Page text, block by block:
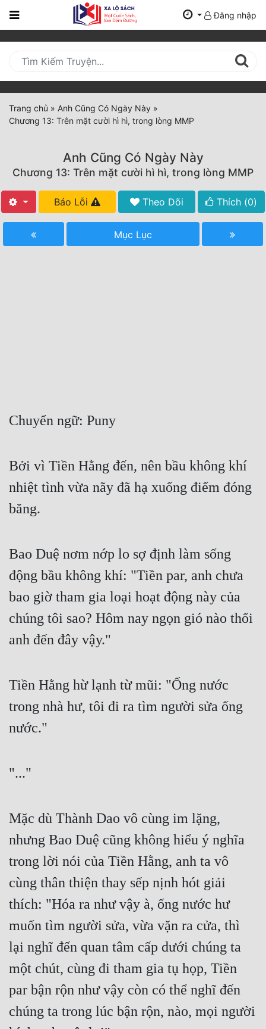
Trang
Mới
Cập
Nhật
(current)
Tất Cả
Hoàn Thành
Xa Lộ Dịch
Cung Đấu
Cạnh Kỹ
Cổ Tiên Hiệp
Dã Sử
Dị Giới
Dị Năng
Góc Nhìn Nam
Góc Nhìn Nữ
Huyền Huyễn
Huyền Ảo
Hệ Thống
Khoa Huyễn
Khoa Huyễn Không Gian
Kinh Dị
Kiếm Hiệp
Kỳ Huyễn
Kỳ Ảo
Linh Dị
Đăng nhập
Trang chủ » Anh Cũng Có Ngày Này »
Chương 13: Trên mặt cười hì hì, trong lòng MMP
Anh Cũng Có Ngày Này
Chương 13: Trên mặt cười hì hì, trong lòng MMP
Báo Lỗi Theo Dõi Thích (0)
Mục Lục
Chuyển ngữ: Puny
Bởi vì Tiền Hằng đến, nên bầu không khí
nhiệt tình vừa nãy đã hạ xuống điểm đóng
băng.
Bao Duệ nơm nớp lo sợ định làm sống
động bầu không khí: "Tiền par, anh chưa
bao giờ tham gia loại hoạt động này của
chúng tôi sao? Hôm nay ngọn gió nào thổi
anh đến đây vậy."
Tiền Hằng hừ lạnh từ mũi: "Ống nước
trong nhà hư, tôi đi ra tìm người sửa ống
nước."
"..."
Mặc dù Thành Dao vô cùng im lặng,
nhưng Bao Duệ cũng không hiểu ý nghĩa
trong lời nói của Tiền Hằng, anh ta vô
cùng thân thiện thay sếp nịnh hót giải
thích: "Hóa ra như vậy à, ống nước hư
muốn tìm người sửa, vừa vặn ra cửa, thì
lại nghĩ đến quan tâm cấp dưới chúng ta
một chút, cùng đi tham gia tụ họp, Tiền
par bận rộn như vậy còn có thể nghĩ đến
chúng ta trong lúc bận rộn, nào, mọi người